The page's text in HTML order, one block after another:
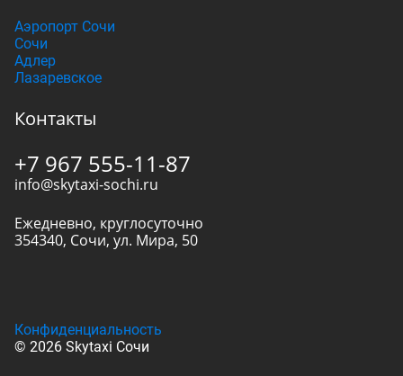
Аэропорт Сочи
Сочи
Адлер
Лазаревское
Контакты
+7 967 555-11-87
info@skytaxi-sochi.ru
Ежедневно, круглосуточно
354340, Сочи, ул. Мира, 50
© 2026 Skytaxi Сочи
Конфиденциальность